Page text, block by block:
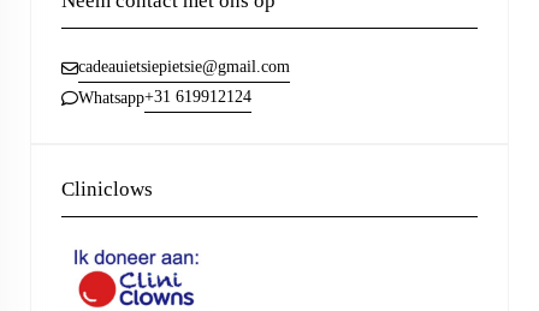
cadeauietsiepietsie@gmail.com
Whatsapp+31 619912124
Cliniclows